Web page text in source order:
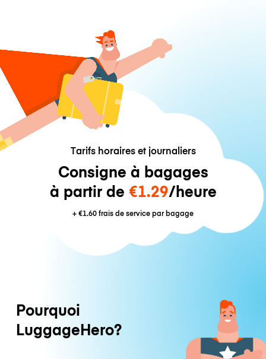
Tarifs horaires et journaliers
Consigne à bagages
à partir de €1.29/heure
+€1.60frais de service par bagage
Pourquoi
LuggageHero?